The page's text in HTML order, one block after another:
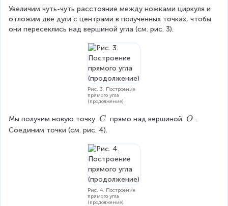
Увеличим чуть-чуть расстояние между ножками циркуля и
отложим две дуги с центрами в полученных точках, чтобы
они пересеклись над вершиной угла (см. рис. 3).
Рис. 3. Построение
прямого угла
(продолжение)
Мы получим новую точку \
\
C прямо над вершиной \
O .
Соединим точки (см. рис. 4).
Рис. 4. Построение
прямого угла
(продолжение)